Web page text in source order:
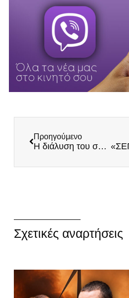
Προηγούμενο
Η διάλυση του συστήματος Υγείας με υπογραφή Νέας Δημοκρατίας
Σχετικές αναρτήσεις